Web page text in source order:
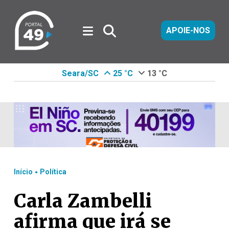
APOIE-NOS
Seara/SC 25 °C 13 °C
Início . Política
Carla Zambelli
afirma que irá se